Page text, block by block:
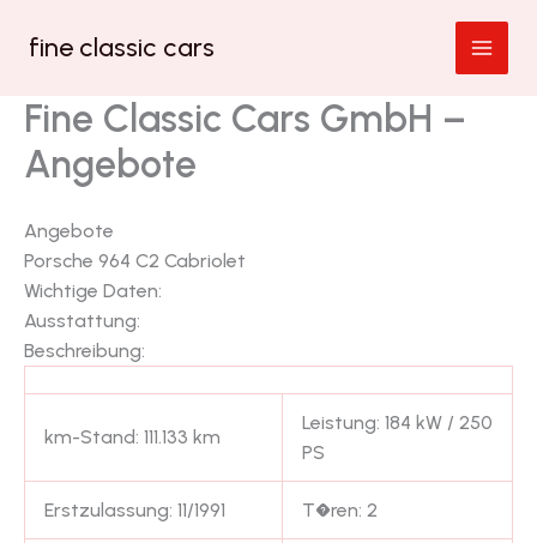
Inhaltfine classic cars
Fine Classic Cars GmbH –
Angebote
Angebote
Porsche 964 C2 Cabriolet
Wichtige Daten:
Ausstattung:
Beschreibung:
km-Stand: 111.133 km
Leistung: 184 kW / 250
PS
Erstzulassung: 11/1991 T�ren: 2